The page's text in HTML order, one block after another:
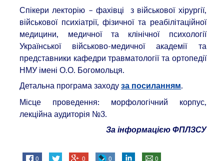
Спікери лекторію – фахівці з військової хірургії,
військової психіатрії, фізичної та реабілітаційної
медицини, медичної та клінічної психології
Української військово-медичної академії та
представники кафедри травматології та ортопедії
НМУ імені О.О. Богомольця.
Детальна програма заходуза посиланням.
Місце проведення: морфологічний корпус,
лекційна аудиторія №3.
За інформацією ФПЛЗСУ
0 0 0 0